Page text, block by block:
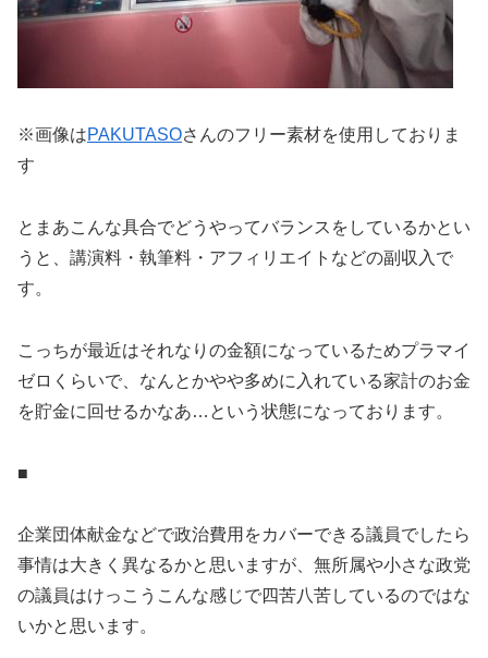
※画像はPAKUTASOさんのフリー素材を使用しておりま
す
とまあこんな具合でどうやってバランスをしているかとい
うと、講演料・執筆料・アフィリエイトなどの副収入で
す。
こっちが最近はそれなりの金額になっているためプラマイ
ゼロくらいで、なんとかやや多めに入れている家計のお金
を貯金に回せるかなあ…という状態になっております。
■
企業団体献金などで政治費用をカバーできる議員でしたら
事情は大きく異なるかと思いますが、無所属や小さな政党
の議員はけっこうこんな感じで四苦八苦しているのではな
いかと思います。